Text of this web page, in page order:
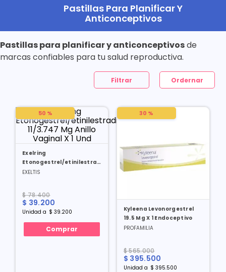
Pastillas Para Planificar Y
Anticonceptivos
Pastillas para planificar y anticonceptivosde
marcas confiables para tu salud reproductiva.
Filtrar
Exelring
Etonogestrel/etinilestradiol
11/3.747 Mg Anillo Vaginal
EXELTIS
$ 78.400
$ 39.200
Unidad a $ 39.200
50 %
Comprar
Kyleena Levonorgestrel
19.5 Mg X 1 Endoceptivo
PROFAMILIA
$ 565.000
$ 395.500
Unidad a $ 395.500
30 %